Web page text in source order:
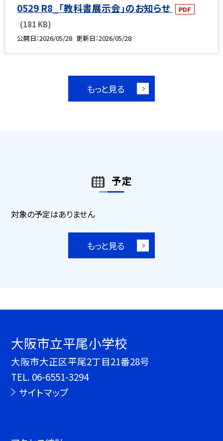
0529 R8_「教科書展示会」のお知らせ PDF
(181 KB)
公開日 2026/05/28 更新日 2026/05/28
もっと見る
予定
対象の予定はありません
もっと見る
大阪市立平尾小学校
大阪市大正区平尾2丁目21番28号
TEL. 06-6551-3294
サイトマップ